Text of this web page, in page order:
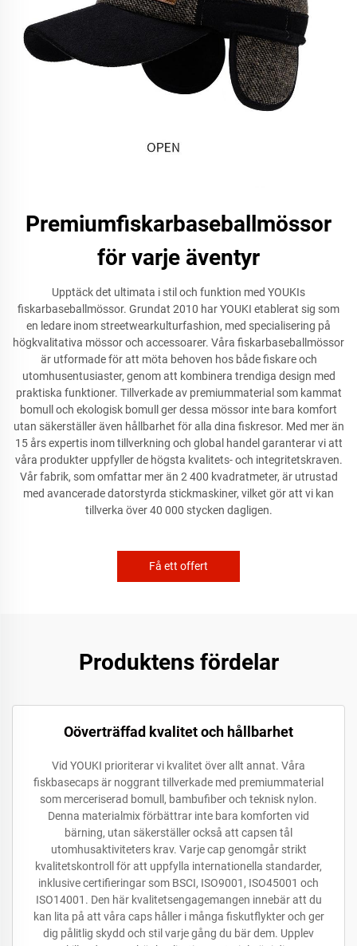
Premiumfiskarbaseballmössor
för varje äventyr
Upptäck det ultimata i stil och funktion med YOUKIs
fiskarbaseballmössor. Grundat 2010 har YOUKI etablerat sig som
en ledare inom streetwearkulturfashion, med specialisering på
högkvalitativa mössor och accessoarer. Våra fiskarbaseballmössor
är utformade för att möta behoven hos både fiskare och
utomhusentusiaster, genom att kombinera trendiga design med
praktiska funktioner. Tillverkade av premiummaterial som kammat
bomull och ekologisk bomull ger dessa mössor inte bara komfort
utan säkerställer även hållbarhet för alla dina fiskresor. Med mer än
15 års expertis inom tillverkning och global handel garanterar vi att
våra produkter uppfyller de högsta kvalitets- och integritetskraven.
Vår fabrik, som omfattar mer än 2 400 kvadratmeter, är utrustad
med avancerade datorstyrda stickmaskiner, vilket gör att vi kan
tillverka över 40 000 stycken dagligen.
Få ett offert
Produktens fördelar
Oöverträffad kvalitet och hållbarhet
Vid YOUKI prioriterar vi kvalitet över allt annat. Våra
fiskbasecaps är noggrant tillverkade med premiummaterial
som merceriserad bomull, bambufiber och teknisk nylon.
Denna materialmix förbättrar inte bara komforten vid
bärning, utan säkerställer också att capsen tål
utomhusaktiviteters krav. Varje cap genomgår strikt
kvalitetskontroll för att uppfylla internationella standarder,
inklusive certifieringar som BSCI, ISO9001, ISO45001 och
ISO14001. Den här kvalitetsengagemangen innebär att du
kan lita på att våra caps håller i många fiskutflykter och ger
dig pålitlig skydd och stil varje gång du bär dem. Upplev